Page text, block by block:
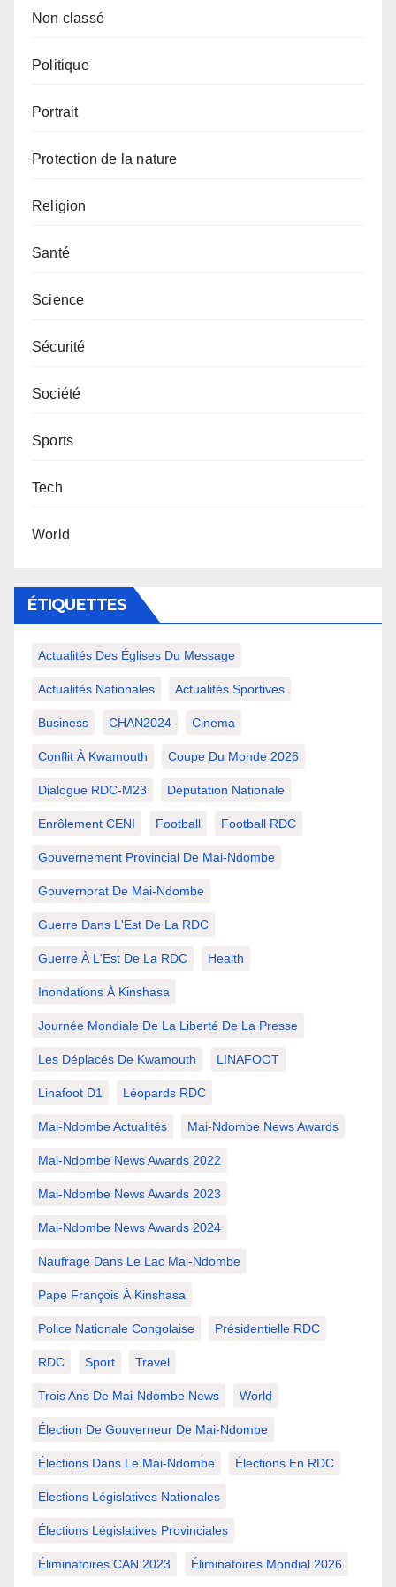
Non classé
Politique
Portrait
Protection de la nature
Religion
Santé
Science
Sécurité
Société
Sports
Tech
World
ÉTIQUETTES
Actualités Des Églises Du Message
Actualités Nationales Actualités Sportives
Business CHAN2024 Cinema
Conflit À Kwamouth Coupe Du Monde 2026
Dialogue RDC-M23 Députation Nationale
Enrôlement CENI Football Football RDC
Gouvernement Provincial De Mai-Ndombe
Gouvernorat De Mai-Ndombe
Guerre Dans L'Est De La RDC
Guerre À L'Est De La RDC Health
Inondations À Kinshasa
Journée Mondiale De La Liberté De La Presse
Les Déplacés De Kwamouth LINAFOOT
Linafoot D1 Léopards RDC
Mai-Ndombe Actualités Mai-Ndombe News Awards
Mai-Ndombe News Awards 2022
Mai-Ndombe News Awards 2023
Mai-Ndombe News Awards 2024
Naufrage Dans Le Lac Mai-Ndombe
Pape François À Kinshasa
Police Nationale Congolaise Présidentielle RDC
RDC Sport Travel
Trois Ans De Mai-Ndombe News World
Élection De Gouverneur De Mai-Ndombe
Élections Dans Le Mai-Ndombe Élections En RDC
Élections Législatives Nationales
Élections Législatives Provinciales
Éliminatoires CAN 2023 Éliminatoires Mondial 2026